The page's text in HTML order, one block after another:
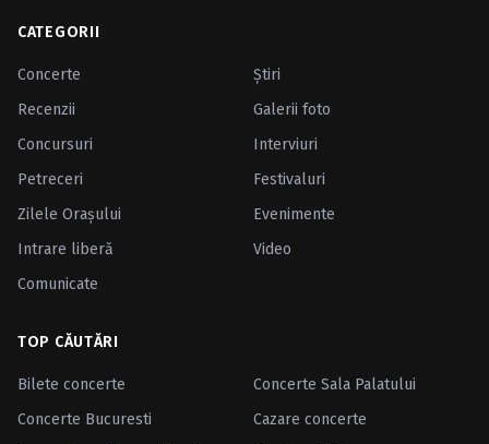
CATEGORII
Concerte
Ştiri
Recenzii
Galerii foto
Concursuri
Interviuri
Petreceri
Festivaluri
Zilele Oraşului
Evenimente
Intrare liberă
Video
Comunicate
TOP CĂUTĂRI
Bilete concerte
Concerte Sala Palatului
Concerte Bucuresti
Cazare concerte